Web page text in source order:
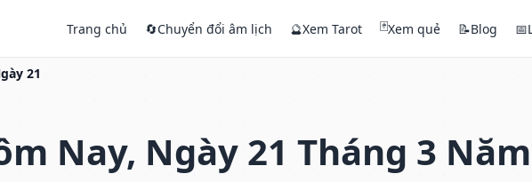
Trang chủ 🔄Chuyển đổi âm lịch 🔮Xem Tarot 🃏Xem quẻ 📝Blog 📅
21
Nay, Ngày 21 Tháng 3